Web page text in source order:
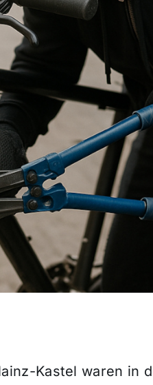
Kastel waren in